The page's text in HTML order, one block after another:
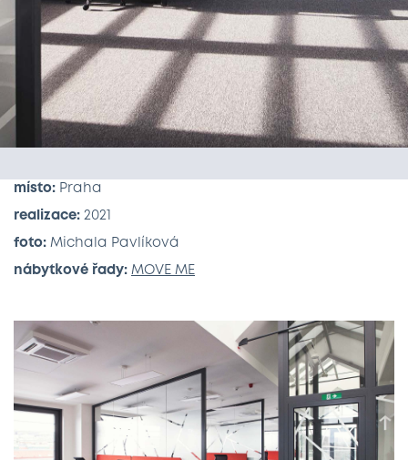
místo: Praha
realizace: 2021
foto: Michala Pavlíková
nábytkové řady: MOVE ME